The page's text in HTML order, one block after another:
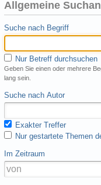
Allgemeine
Suche nach Begriff
Nur Betreff durchsuchen
Geben Sie einen oder mehrere
lang sein.
Suche nach Autor
Exakter Treffer
Nur gestartete Themen
Im Zeitraum